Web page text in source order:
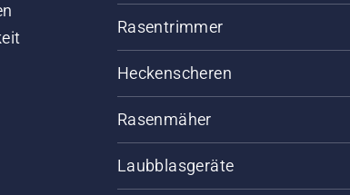
Rasentrimmer
Heckenscheren
Rasenmäher
Laubblasgeräte